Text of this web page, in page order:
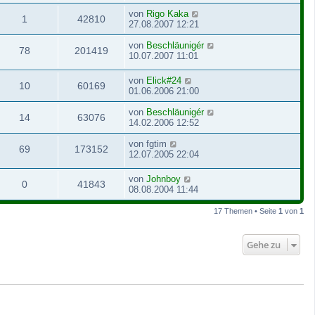
1 42810 von Rigo Kaka
27.08.2007 12:21
78 201419 von Beschläunigér
10.07.2007 11:01
10 60169 von Elick#24
01.06.2006 21:00
14 63076 von Beschläunigér
14.02.2006 12:52
69 173152 von fgtim
12.07.2005 22:04
0 41843 von Johnboy
08.08.2004 11:44
17 Themen • Seite 1 von 1
Gehe zu